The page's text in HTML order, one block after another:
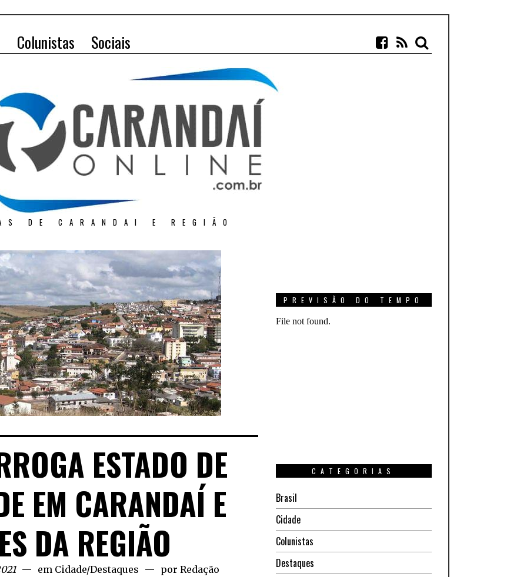
Colunistas Sociais
DE CARANDAI E REGIÃO
ESTADO DE
EM CARANDAÍ E
DA REGIÃO
em Cidade/Destaques por Redação
PREVISÃO DO TEMPO
CATEGORIAS
Brasil
Cidade
Colunistas
Destaques